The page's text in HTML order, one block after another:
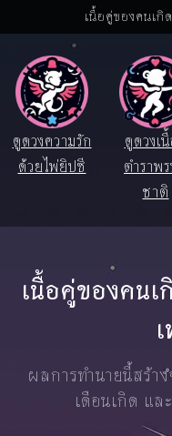
เนื้อคู่ของคนเ
ดูดวงความรัก
ด้วยไพ่ยิปซี
ดูดวงเ
ตำราพ
ชาติ
เนื้อคู่ของคน
ผลการทำนายนี้สร้า
เดือนเกิด แ